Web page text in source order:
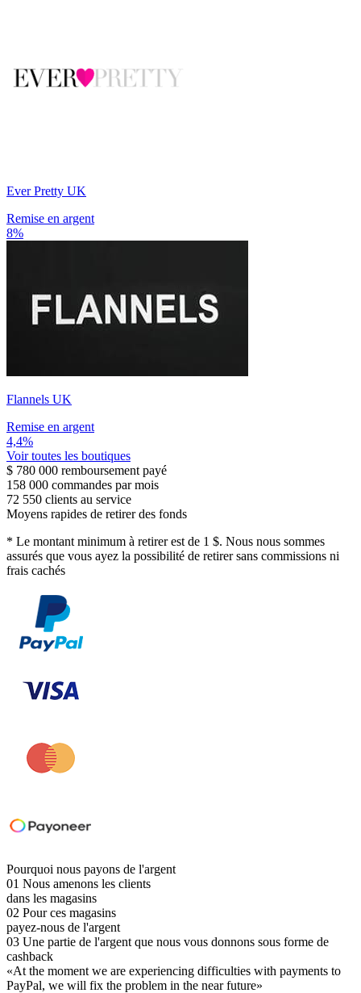
Ever Pretty UK
Remise en argent
8%
Flannels UK
Remise en argent
4,4%
Voir toutes les boutiques
$ 780 000 remboursement payé
158 000 commandes par mois
72 550 clients au service
Moyens rapides de retirer des fonds
* Le montant minimum à retirer est de 1 $. Nous nous sommes
assurés que vous ayez la possibilité de retirer sans commissions ni
frais cachés
Pourquoi nous payons de l'argent
01 Nous amenons les clients
dans les magasins
02 Pour ces magasins
payez-nous de l'argent
03 Une partie de l'argent que nous vous donnons sous forme de
cashback
«At the moment we are experiencing difficulties with payments to
PayPal, we will fix the problem in the near future»